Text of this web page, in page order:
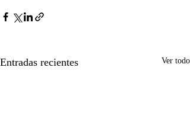
Entradas recientes Ver todo